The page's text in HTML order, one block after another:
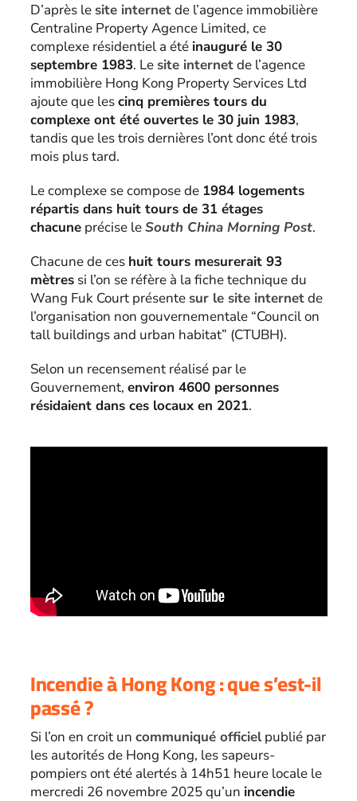
D’après le site internetde l’agence immobilière
Centraline Property Agence Limited, ce
complexe résidentiel a été inauguré le 30
septembre 1983. Le site internetde l’agence
immobilière Hong Kong Property Services Ltd
ajoute que lescinq premières tours du
complexe ont été ouvertes le 30 juin 1983,
tandis que les trois dernières l’ont donc été trois
mois plus tard.
Le complexe se compose de 1984 logements
répartis dans huit tours de 31 étages
chacuneprécise leSouth China Morning Post.
Chacune de ces huit tours mesurerait 93
mètressi l’on se réfère à la fiche technique du
Wang Fuk Court présente sur le site internetde
l’organisation non gouvernementale “Council on
tall buildings and urban habitat” (CTUBH).
Selon un recensement réalisé par le
Gouvernement, environ 4600 personnes
résidaient dans ces locaux en 2021.
Incendie à Hong Kong : que s’est-il
passé ?
Si l’on en croit un communiqué officielpublié par
les autorités de Hong Kong, les sapeurs-
pompiers ont été alertés à 14h51 heure locale le
mercredi 26 novembre 2025 qu’un incendie